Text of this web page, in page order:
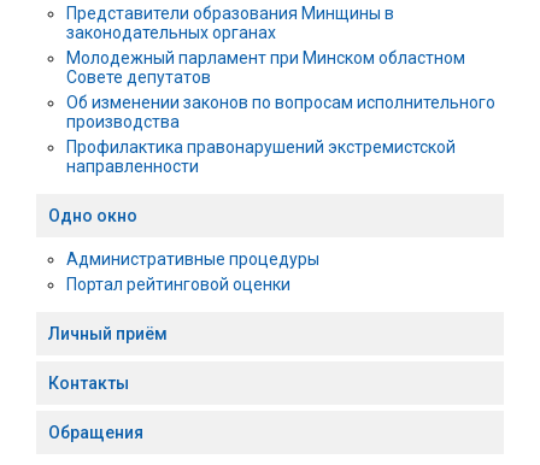
Представители образования Минщины в
законодательных органах
Молодежный парламент при Минском областном
Совете депутатов
Об изменении законов по вопросам исполнительного
производства
Профилактика правонарушений экстремистской
направленности
Одно окно
Административные процедуры
Портал рейтинговой оценки
Личный приём
Контакты
Обращения